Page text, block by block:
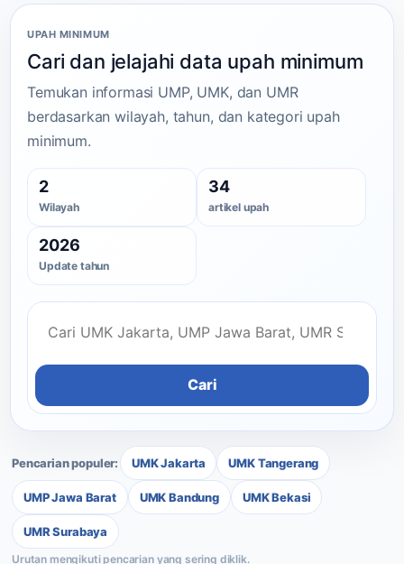
UPAH MINIMUM
Cari dan jelajahi data upah minimum
Temukan informasi UMP, UMK, dan UMR
berdasarkan wilayah, tahun, dan kategori upah
minimum.
2
Wilayah
34
artikel upah
2026
Update tahun
Cari
Pencarian populer: UMK Jakarta UMK Tangerang
UMP Jawa Barat UMK Bandung UMK Bekasi
UMR Surabaya